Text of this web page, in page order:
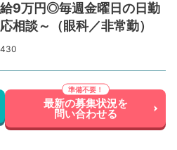
給9万円◎毎週金曜日の日勤
相談～（眼科／非常勤）
最新の募集状況を
問い合わせる